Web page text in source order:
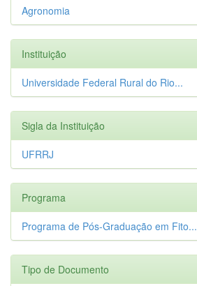
Agronomia
Instituição
Universidade Federal Rural do Rio...
Sigla da Instituição
UFRRJ
Programa
Programa de Pós-Graduação em Fito...
Tipo de Documento